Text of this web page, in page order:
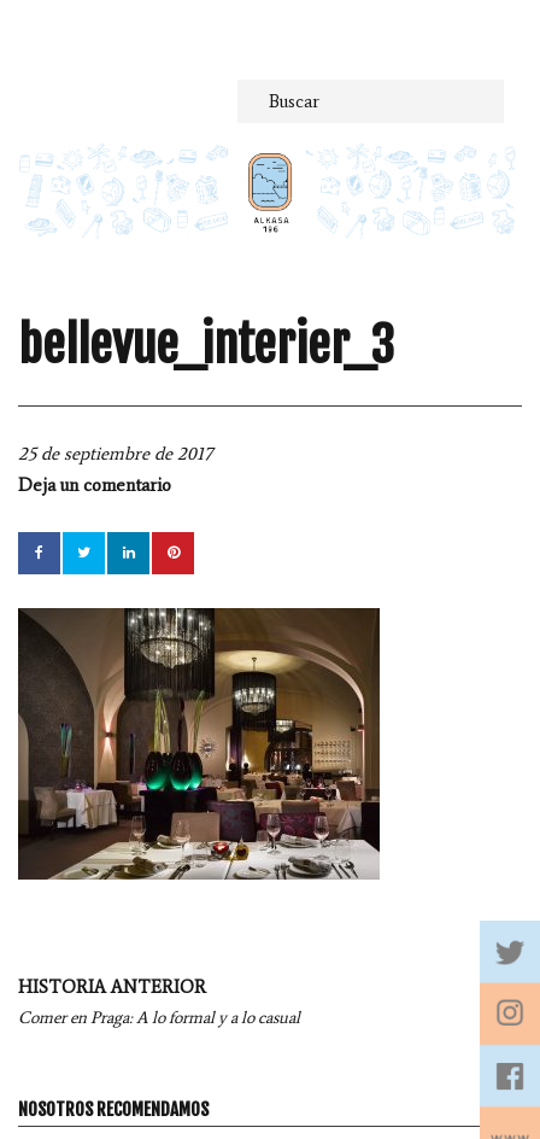
bellevue_interier_3
25 de septiembre de 2017
Deja un comentario
Navegación
por
HISTORIA ANTERIOR
Comer en Praga: A lo formal y a lo casual
NOSOTROS RECOMENDAMOS